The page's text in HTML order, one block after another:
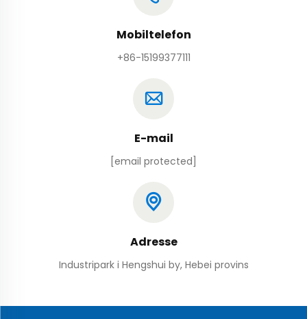
Mobiltelefon
+86-15199377111
E-mail
[email protected]
Adresse
Industripark i Hengshui by, Hebei provins